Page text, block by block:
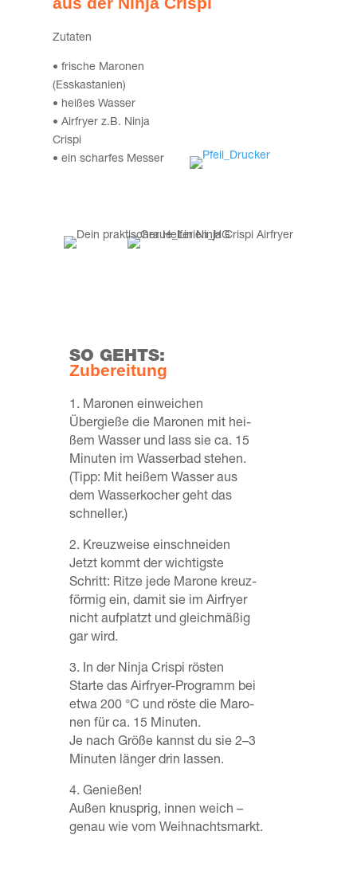
Zuta­ten
• fri­sche Maro­nen
(Ess­kas­ta­ni­en)
• hei­ßes Was­ser
• Air­fry­er z.B. Nin­ja
Crispi
• ein schar­fes Messer
SO GEHTS:
Zube­rei­tung
1. Maro­nen ein­wei­chen
Über­gie­ße die Maro­nen mit hei­
ßem Was­ser und lass sie ca. 15
Minu­ten im Was­ser­bad ste­hen.
(Tipp: Mit hei­ßem Was­ser aus
dem Was­ser­ko­cher geht das
schneller.)
2. Kreuz­wei­se ein­schnei­den
Jetzt kommt der wich­tigs­te
Schritt: Rit­ze jede Maro­ne kreuz­
för­mig ein, damit sie im Air­fry­er
nicht auf­platzt und gleich­mä­ßig
gar wird.
3️. In der Nin­ja Crispi rös­ten
Star­te das Air­fry­er-Pro­gramm bei
etwa 200 °C und rös­te die Maro­
nen für ca. 15 Minu­ten.
Je nach Grö­ße kannst du sie 2–3
Minu­ten län­ger drin lassen.
4.️ Genie­ßen!
Außen knusp­rig, innen weich –
genau wie vom Weihnachtsmarkt.